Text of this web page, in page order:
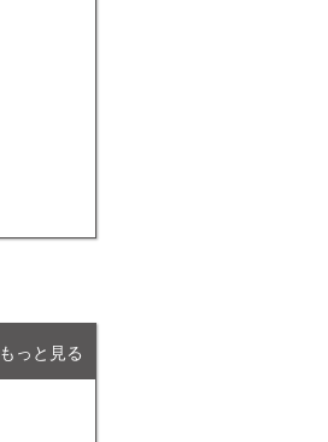
もっと見る